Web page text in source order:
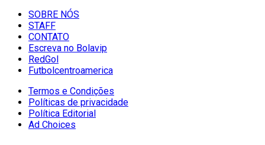
SOBRE NÓS
STAFF
CONTATO
Escreva no Bolavip
RedGol
Futbolcentroamerica
Termos e Condições
Políticas de privacidade
Política Editorial
Ad Choices